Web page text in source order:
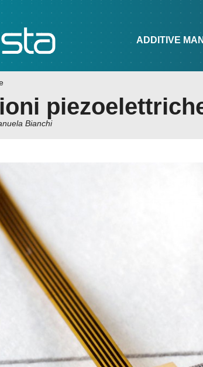
MANUFACTURING QUADERNI DI
ADDITIVE
Bianchi